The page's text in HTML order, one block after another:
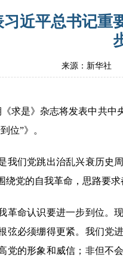
习近平总书记
来源：新华社
《求是》杂志将发表中共
位”》。
们党跳出治乱兴衰历史周
绕党的自我革命，思路要
命认识要进一步到位。现
弦必须绷得更紧。我们党
党的形象和威信；非但不